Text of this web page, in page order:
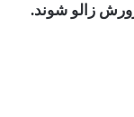
زالو شوند.